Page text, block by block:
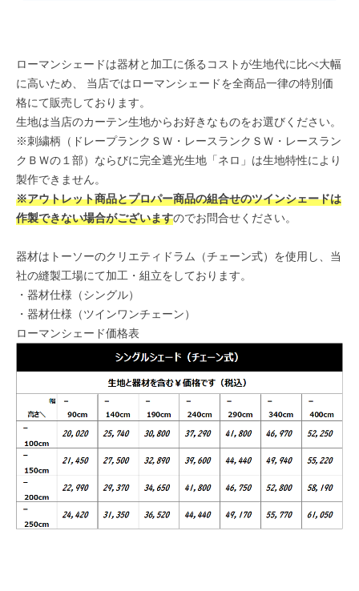
ローマンシェードは器材と加工に係るコストが生地代に比べ大幅
に高いため、 当店ではローマンシェードを全商品一律の特別価
格にて販売しております。
生地は当店のカーテン生地からお好きなものをお選びください。
※刺繍柄（ドレープランクＳＷ・レースランクＳＷ・レースラン
クＢＷの１部）ならびに完全遮光生地「ネロ」は生地特性により
製作できません。
※アウトレット商品とプロパー商品の組合せのツインシェードは
作製できない場合がございますのでお問合せください。
器材はトーソーのクリエティドラム（チェーン式）を使用し、当
社の縫製工場にて加工・組立をしております。
・ 器材仕様（シングル）
・ 器材仕様（ツインワンチェーン）
ローマンシェード価格表